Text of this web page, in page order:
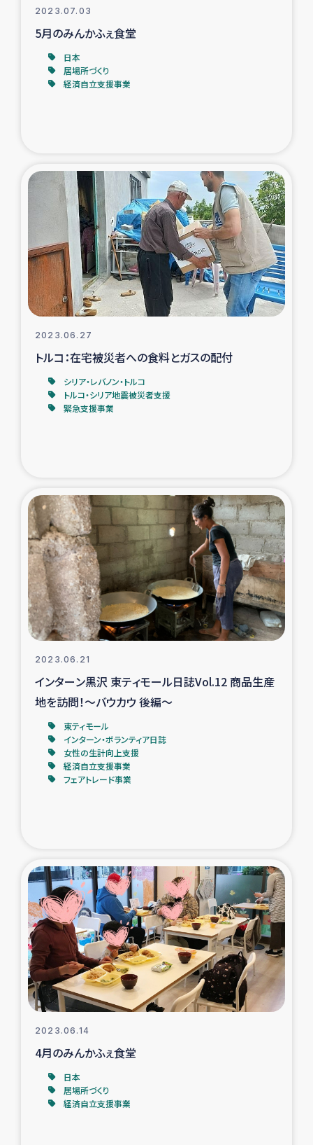
ミャンマー緊急支援
タイ国境ミャンマー移民子ども支援
漁民によるマングローブ植林活動
レバノンでのシリア難民への食糧・越冬支援
レバノンにおける緊急支援
レバノンでのシリア難民への教育支援事業
レバノンでのシリア難民・レバノン人への農業支援
石巻市街地在宅被災者支援
復興応援隊の活動
仮設住宅生活支援・農業復興支援
漁業復興支援
経済自立支援事業
ガザ空爆被災者への食料支援と農家生産支援
ガザ地区における被災住民への緊急支援
ガザ地区酪農を通した女性グループの生計支援
ふりかけ普及と食生活改善による栄養改善事業
フェアトレード事業
女性の生計向上を通じた子どもの栄養改善事業
2023.07.03
5月のみんかふぇ食堂
日本
居場所づくり
経済自立支援事業
2023.06.27
トルコ：在宅被災者への食料とガスの配付
シリア・レバノン・トルコ
トルコ・シリア地震被災者支援
緊急支援事業
2023.06.21
インターン黒沢 東ティモール日誌Vol.12 商品生産
地を訪問！～バウカウ 後編～
東ティモール
インターン・ボランティア日誌
女性の生計向上支援
経済自立支援事業
フェアトレード事業
2023.06.14
4月のみんかふぇ食堂
日本
居場所づくり
経済自立支援事業